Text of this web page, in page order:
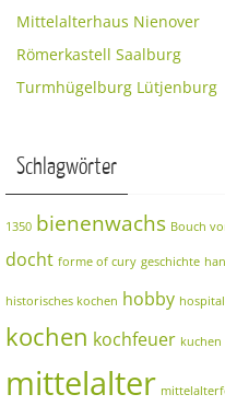
Mittelalterhaus Nienover
Römerkastell Saalburg
Turmhügelburg Lütjenburg
Schlagwörter
1350 bienenwachs Bouch
docht forme of cury geschichte
historisches kochen hobby
kochen kochfeuer kuchen
mittelalter